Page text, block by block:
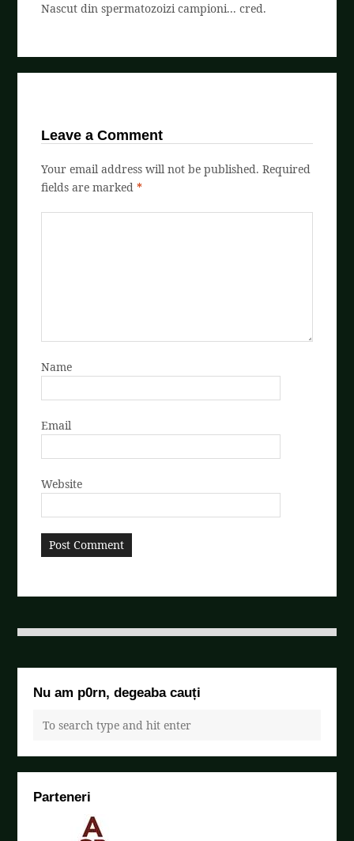
Nascut din spermatozoizi campioni... cred.
Leave a Comment
Your email address will not be published. Required
fields are marked*
Name
Email
Website
Nu am p0rn, degeaba cauți
Parteneri